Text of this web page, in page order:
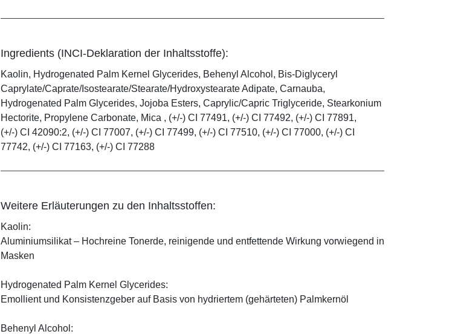
Ingredients (INCI-Deklaration der Inhaltsstoffe):
Kaolin, Hydrogenated Palm Kernel Glycerides, Behenyl Alcohol, Bis-Diglyceryl
Caprylate/Caprate/Isostearate/Stearate/Hydroxystearate Adipate, Carnauba,
Hydrogenated Palm Glycerides, Jojoba Esters, Caprylic/Capric Triglyceride, Stearkonium
Hectorite, Propylene Carbonate, Mica , (+/-) CI 77491, (+/-) CI 77492, (+/-) CI 77891,
(+/-) CI 42090:2, (+/-) CI 77007, (+/-) CI 77499, (+/-) CI 77510, (+/-) CI 77000, (+/-) CI
77742, (+/-) CI 77163, (+/-) CI 77288
Weitere Erläuterungen zu den Inhaltsstoffen:
Kaolin:
Aluminiumsilikat – Hochreine Tonerde, reinigende und entfettende Wirkung vorwiegend in
Masken
Hydrogenated Palm Kernel Glycerides:
Emollient und Konsistenzgeber auf Basis von hydriertem (gehärteten) Palmkernöl
Behenyl Alcohol: